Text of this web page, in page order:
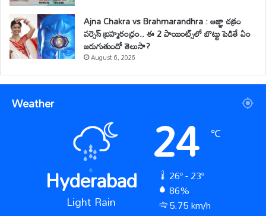
Ajna Chakra vs Brahmarandhra : ఆజ్ఞా చక్రం
వర్సెస్ బ్రహ్మరంధ్రం.. ఈ 2 పాయింట్స్‌లో బొట్టు పెడితే ఏం
జరుగుతుందో తెలుసా?
August 6, 2026
Weather
Hyderabad
Light Rain
24 ℃
26º - 23º
86%
5.75 km/h